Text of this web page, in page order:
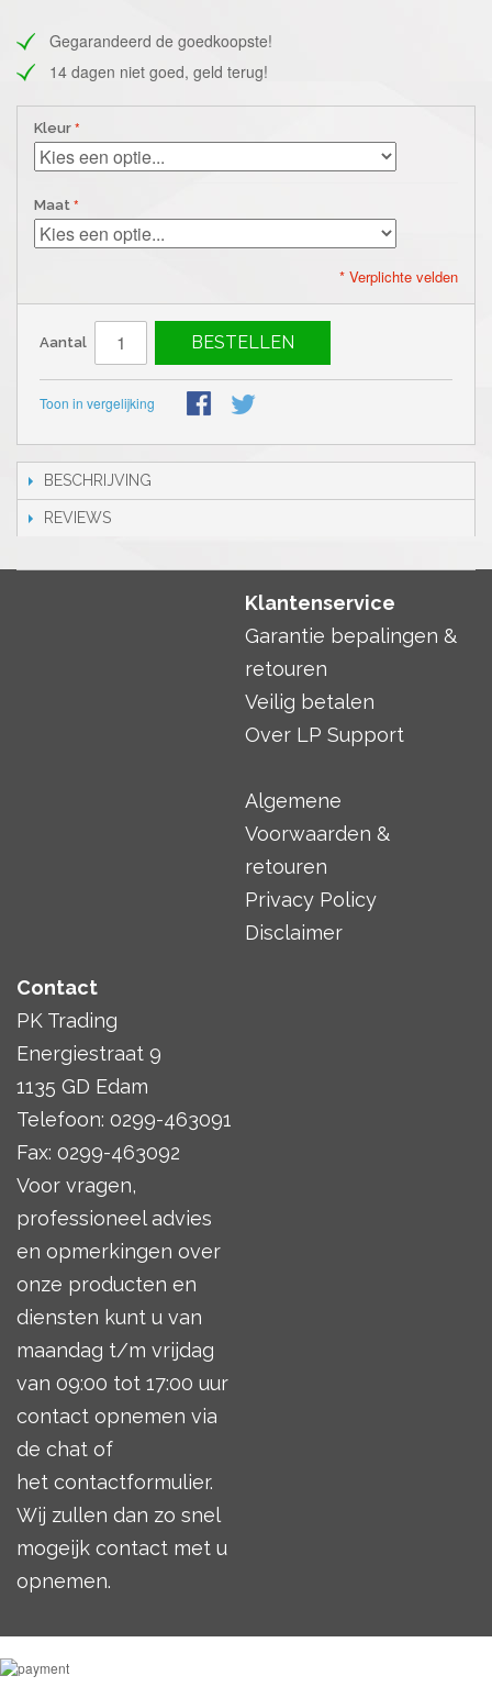
Gegarandeerd de goedkoopste!
14 dagen niet goed, geld terug!
Kleur
Maat
* Verplichte velden
Aantal BESTELLEN
Toon in vergelijking
BESCHRIJVING
REVIEWS
Klantenservice
Garantie bepalingen &
retouren
Veilig betalen
Over LP Support
Algemene
Voorwaarden &
retouren
Privacy Policy
Disclaimer
Contact
PK Trading
Energiestraat 9
1135 GD Edam
Telefoon: 0299-463091
Fax: 0299-463092
Voor vragen,
professioneel advies
en opmerkingen over
onze producten en
diensten kunt u van
maandag t/m vrijdag
van 09:00 tot 17:00 uur
contact opnemen via
de chat of
het contactformulier.
Wij zullen dan zo snel
mogeijk contact met u
opnemen.